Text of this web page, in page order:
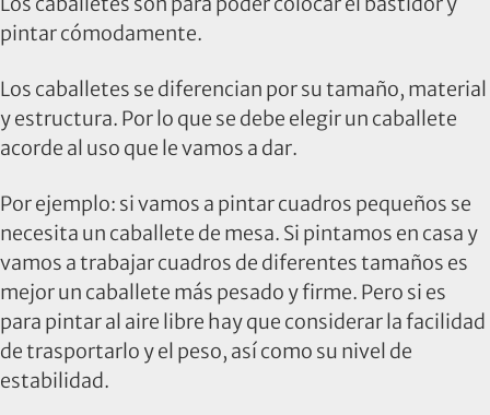
pintar cómodamente.
Los caballetes se diferencian por su tamaño, material
y estructura. Por lo que se debe elegir un caballete
acorde al uso que le vamos a dar.
Por ejemplo: si vamos a pintar cuadros pequeños se
necesita un caballete de mesa. Si pintamos en casa y
vamos a trabajar cuadros de diferentes tamaños es
mejor un caballete más pesado y firme. Pero si es
para pintar al aire libre hay que considerar la facilidad
de trasportarlo y el peso, así como su nivel de
estabilidad.